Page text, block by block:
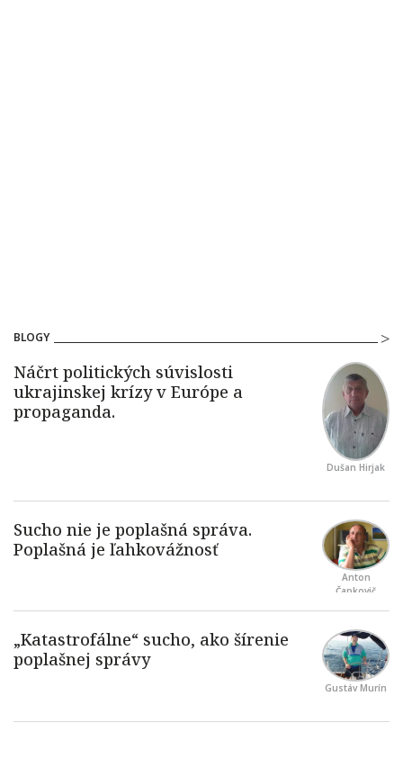
BLOGY
Dušan Hirjak
Anton
Čapkovič
Gustáv Murín